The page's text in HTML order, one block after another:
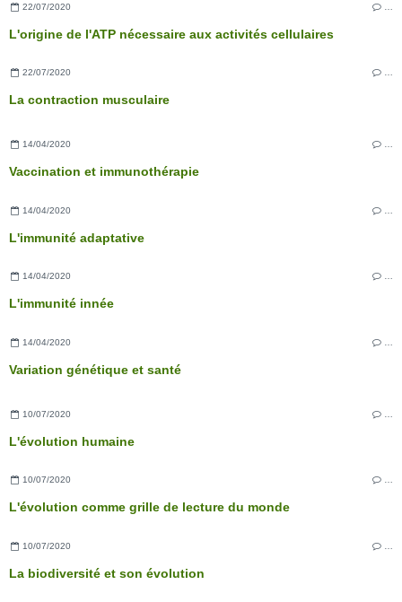
22/07/2020
L'origine de l'ATP nécessaire aux activités cellulaires
22/07/2020 …
La contraction musculaire
14/04/2020
Vaccination et immunothérapie
14/04/2020
L'immunité adaptative
14/04/2020 …
L'immunité innée
14/04/2020
Variation génétique et santé
10/07/2020
L'évolution humaine
10/07/2020
L'évolution comme grille de lecture du monde
10/07/2020
La biodiversité et son évolution